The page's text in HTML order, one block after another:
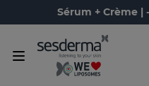
Sérum + Crème |